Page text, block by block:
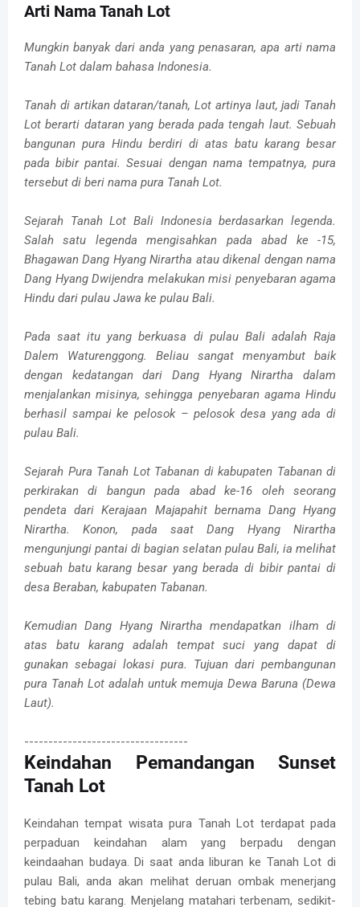
Arti Nama Tanah Lot
Mungkin banyak dari anda yang penasaran, apa arti nama
Tanah Lot dalam bahasa Indonesia.
Tanah di artikan dataran/tanah, Lot artinya laut, jadi Tanah
Lot berarti dataran yang berada pada tengah laut. Sebuah
bangunan pura Hindu berdiri di atas batu karang besar
pada bibir pantai. Sesuai dengan nama tempatnya, pura
tersebut di beri nama pura Tanah Lot.
Sejarah Tanah Lot Bali Indonesia berdasarkan legenda.
Salah satu legenda mengisahkan pada abad ke -15,
Bhagawan Dang Hyang Nirartha atau dikenal dengan nama
Dang Hyang Dwijendra melakukan misi penyebaran agama
Hindu dari pulau Jawa ke pulau Bali.
Pada saat itu yang berkuasa di pulau Bali adalah Raja
Dalem Waturenggong. Beliau sangat menyambut baik
dengan kedatangan dari Dang Hyang Nirartha dalam
menjalankan misinya, sehingga penyebaran agama Hindu
berhasil sampai ke pelosok – pelosok desa yang ada di
pulau Bali.
Sejarah Pura Tanah Lot Tabanan di kabupaten Tabanan di
perkirakan di bangun pada abad ke-16 oleh seorang
pendeta dari Kerajaan Majapahit bernama Dang Hyang
Nirartha. Konon, pada saat Dang Hyang Nirartha
mengunjungi pantai di bagian selatan pulau Bali, ia melihat
sebuah batu karang besar yang berada di bibir pantai di
desa Beraban, kabupaten Tabanan.
Kemudian Dang Hyang Nirartha mendapatkan ilham di
atas batu karang adalah tempat suci yang dapat di
gunakan sebagai lokasi pura. Tujuan dari pembangunan
pura Tanah Lot adalah untuk memuja Dewa Baruna (Dewa
Laut).
----------------------------------
Keindahan Pemandangan Sunset
Tanah Lot
Keindahan tempat wisata pura Tanah Lot terdapat pada
perpaduan keindahan alam yang berpadu dengan
keindaahan budaya. Di saat anda liburan ke Tanah Lot di
pulau Bali, anda akan melihat deruan ombak menerjang
tebing batu karang. Menjelang matahari terbenam, sedikit-